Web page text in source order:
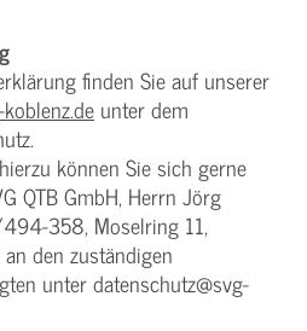
finden Sie auf unserer
unter dem
können Sie sich gerne
QTB GmbH, Herrn Jörg
358, Moselring 11,
den zuständigen
unter datenschutz@svg-